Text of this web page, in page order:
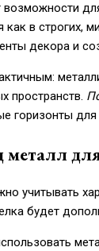
как в строгих,
декора и
пространств.
горизонты
учитывать
будет